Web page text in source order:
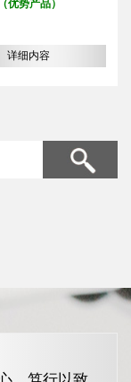
优势产品）
详细内容